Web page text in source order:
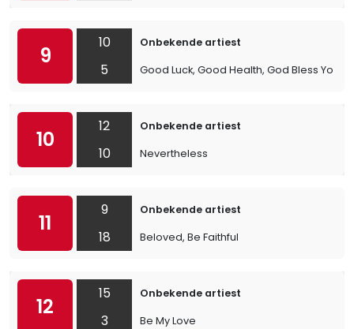
9
10
5
Onbekende artiest
Good Luck, Good Health, God Bless You
10
12
10
Onbekende artiest
Nevertheless
11
9
18
Onbekende artiest
Beloved, Be Faithful
12
15
3
Onbekende artiest
Be My Love